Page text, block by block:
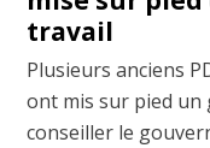
travail
Plusieurs anciens
ont mis sur pied un
conseiller le